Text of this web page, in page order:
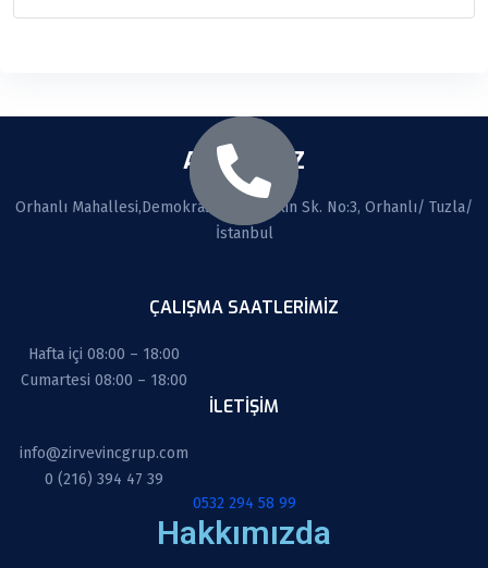
ADRESİMİZ
Orhanlı Mahallesi,Demokrasi cad. Seçkin Sk. No:3, Orhanlı/ Tuzla/
İstanbul
ÇALIŞMA SAATLERİMİZ
Hafta içi 08:00 – 18:00
Cumartesi 08:00 – 18:00
İLETIŞIM
info@zirvevincgrup.com
0 (216) 394 47 39
0532 294 58 99
Hakkımızda